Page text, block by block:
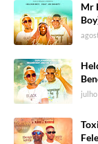
Mr
julho